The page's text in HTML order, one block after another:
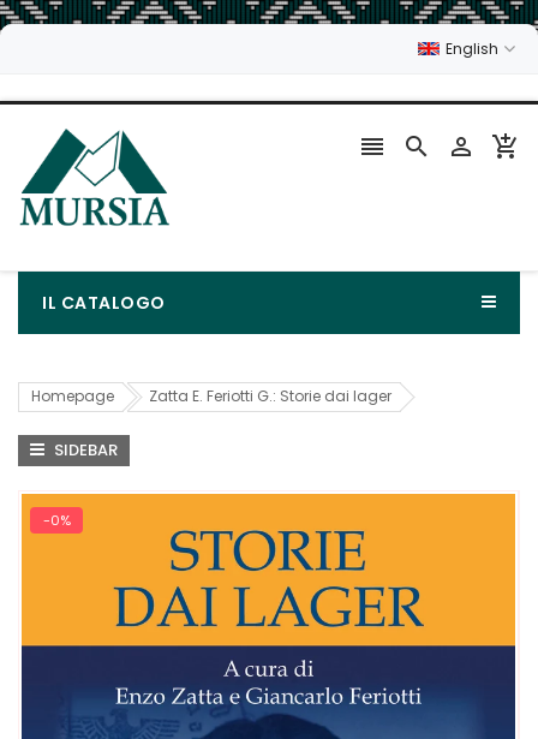
English
   
IL CATALOGO
Homepage Zatta E. Feriotti G.: Storie dai lager
SIDEBAR
-0%